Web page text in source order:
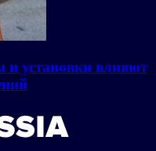
и установки влияют